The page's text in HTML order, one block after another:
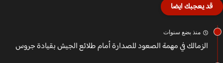
قد يعجبك ايضا
منذ بضع سنوات
الزمالك في مهمة الصعود للصدارة أمام طلائع الجيش بقيادة جروس